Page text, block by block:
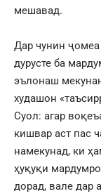
мешавад.
Дар чунин
дурусте ба
эълонаш
худашон
Суол: агар
кишвар аст пас
намекунад, ки
ҳуқуқи
дорад, вале дар